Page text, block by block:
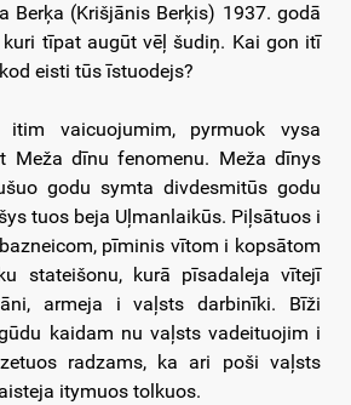
Berķa (Krišjānis Berķis) 1937. godā
tīpat augūt vēļ šudiņ. Kai gon itī
eisti tūs īstuodejs?
vaicuojumim, pyrmuok vysa
Meža dīnu fenomenu. Meža dīnys
godu symta divdesmitūs godu
tuos beja Uļmanlaikūs. Piļsātuos i
pīminis vītom i kopsātom
stateišonu, kurā pīsadaleja vītejī
armeja i vaļsts darbinīki. Bīži
kaidam nu vaļsts vadeituojim i
radzams, ka ari poši vaļsts
itymuos tolkuos.